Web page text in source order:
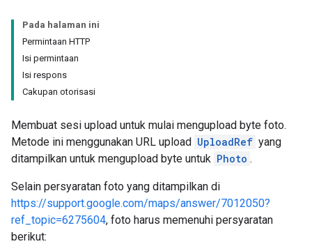
Pada halaman ini
Permintaan HTTP
Isi permintaan
Isi respons
Cakupan otorisasi
Membuat sesi upload untuk mulai mengupload byte foto.
Metode ini menggunakan URL upload UploadRef yang
ditampilkan untuk mengupload byte untuk Photo .
Selain persyaratan foto yang ditampilkan di
https://support.google.com/maps/answer/7012050?
ref_topic=6275604, foto harus memenuhi persyaratan
berikut: